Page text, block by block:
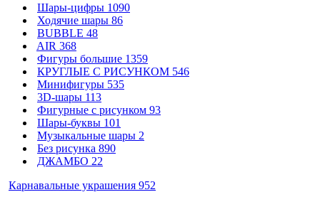
Шары-цифры 1090
Ходячие шары 86
BUBBLE 48
AIR 368
Фигуры большие 1359
КРУГЛЫЕ С РИСУНКОМ 546
Минифигуры 535
3D-шары 113
Фигурные с рисунком 93
Шары-буквы 101
Музыкальные шары 2
Без рисунка 890
ДЖАМБО 22
Карнавальные украшения 952